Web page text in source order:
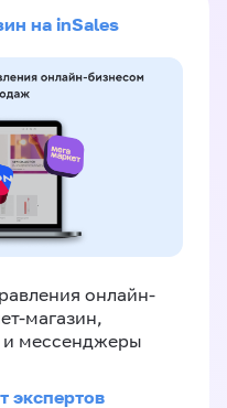
на inSales
онлайн-
магазин,
и мессенджеры
экспертов